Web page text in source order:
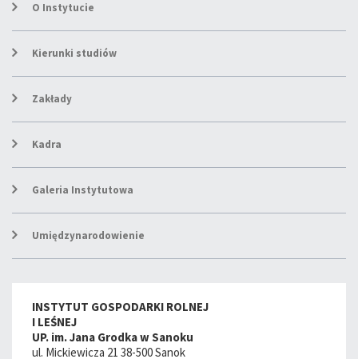
O Instytucie
Kierunki studiów
Zakłady
Kadra
Galeria Instytutowa
Umiędzynarodowienie
INSTYTUT GOSPODARKI ROLNEJ
I LEŚNEJ
UP. im. Jana Grodka w Sanoku
ul. Mickiewicza 21 38-500 Sanok